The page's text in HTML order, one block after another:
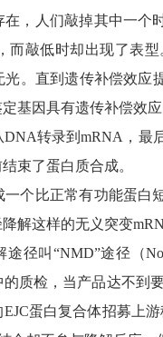
，人们敲掉其中一
而敲低时却出现了表
。直到遗传补偿效
基因具有遗传补偿效应
转录到mRNA，
束了蛋白质合成。
个比正常有功能蛋
解这样的无义突变
径叫“NMD”途径（
质检，当产品达不到
蛋白复合体招募上